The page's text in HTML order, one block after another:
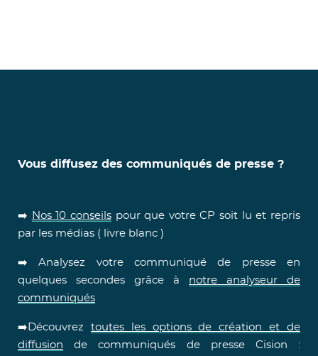
Vous diffusez des communiqués de presse ?
➡️ Nos 10 conseilspour que votre CP soit lu et repris
par les médias ( livre blanc )
➡️ Analysez votre communiqué de presse en
quelques secondes grâce à notre analyseur de
communiqués
➡️Découvrez toutes les options de création et de
diffusion de communiqués de presse Cision :